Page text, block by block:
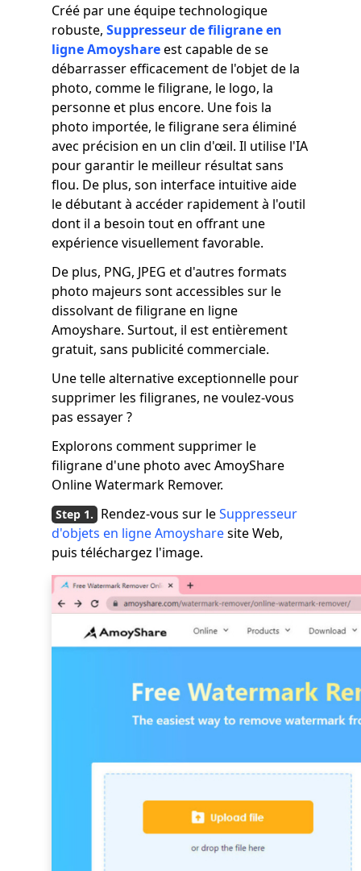
Créé par une équipe technologique
robuste, Suppresseur de filigrane en
ligne Amoyshareest capable de se
débarrasser efficacement de l'objet de la
photo, comme le filigrane, le logo, la
personne et plus encore. Une fois la
photo importée, le filigrane sera éliminé
avec précision en un clin d'œil. Il utilise l'IA
pour garantir le meilleur résultat sans
flou. De plus, son interface intuitive aide
le débutant à accéder rapidement à l'outil
dont il a besoin tout en offrant une
expérience visuellement favorable.
De plus, PNG, JPEG et d'autres formats
photo majeurs sont accessibles sur le
dissolvant de filigrane en ligne
Amoyshare. Surtout, il est entièrement
gratuit, sans publicité commerciale.
Une telle alternative exceptionnelle pour
supprimer les filigranes, ne voulez-vous
pas essayer ?
Explorons comment supprimer le
filigrane d'une photo avec AmoyShare
Online Watermark Remover.
Rendez-vous sur leSuppresseur
d'objets en ligne Amoysharesite Web,
puis téléchargez l'image.